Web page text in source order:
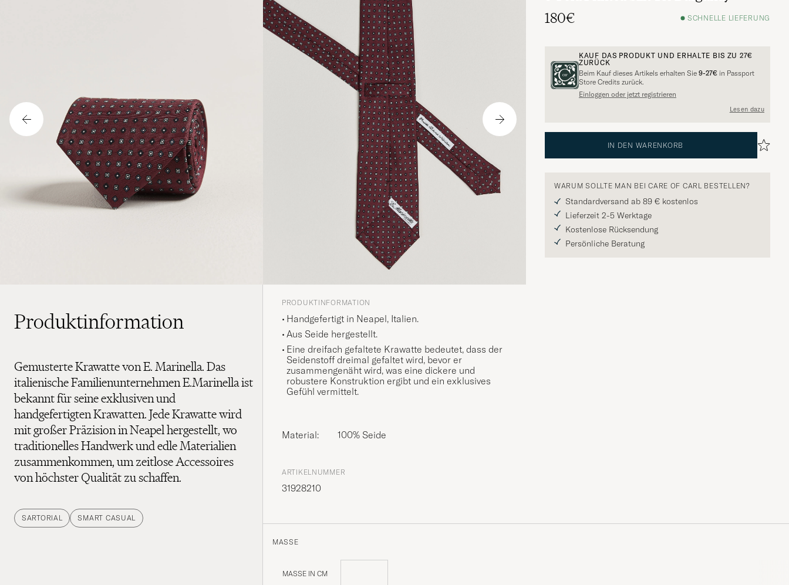
Weitere Alternativen?
180€
SCHNELLE LIEFERUNG
KAUF DAS PRODUKT UND ERHALTE BIS ZU 27€
ZURÜCK
Beim Kauf dieses Artikels erhalten Sie 9-27€ in Passport
Store Credits zurück.
Einloggen oder jetzt registrieren
Lesen dazu
IN DEN WARENKORB
WARUM SOLLTE MAN BEI CARE OF CARL BESTELLEN?
Standardversand ab 89 € kostenlos
Lieferzeit 2-5 Werktage
Kostenlose Rücksendung
Persönliche Beratung
Produktinformation
Gemusterte Krawatte von E. Marinella. Das
italienische Familienunternehmen E.Marinella ist
bekannt für seine exklusiven und
handgefertigten Krawatten. Jede Krawatte wird
mit großer Präzision in Neapel hergestellt, wo
traditionelles Handwerk und edle Materialien
zusammenkommen, um zeitlose Accessoires
von höchster Qualität zu schaffen.
SARTORIAL SMART CASUAL
PRODUKTINFORMATION
Handgefertigt in Neapel, Italien.
Aus Seide hergestellt.
Eine dreifach gefaltete Krawatte bedeutet, dass der
Seidenstoff dreimal gefaltet wird, bevor er
zusammengenäht wird, was eine dickere und
robustere Konstruktion ergibt und ein exklusives
Gefühl vermittelt.
Material: 100% Seide
ARTIKELNUMMER
31928210
MASSE
MASSE IN CM